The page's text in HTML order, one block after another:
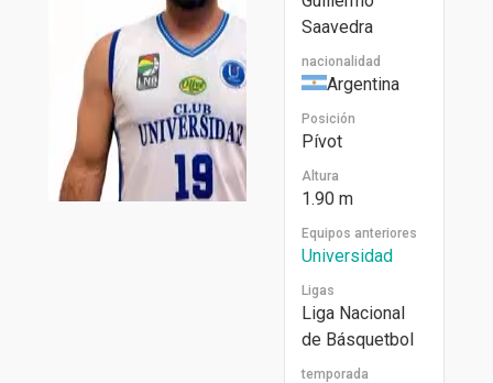
Saavedra
nacionalidad
Argentina
Posición
Pívot
Altura
1.90 m
Equipos anteriores
Universidad
Ligas
Liga Nacional
de Básquetbol
temporada